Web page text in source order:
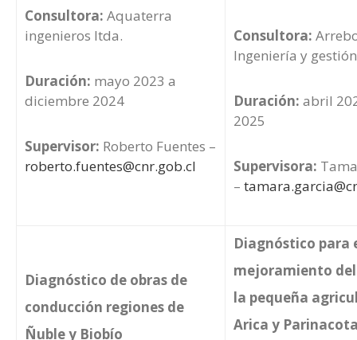
Consultora: Aquaterra
ingenieros ltda.
Duración: mayo 2023 a
diciembre 2024
Supervisor: Roberto Fuentes –
roberto.fuentes@cnr.gob.cl
Consultora:
Ingeniería y
Duración: abril
2025
Supervisora:
–
Diagnóstico de obras de
conducción regiones de
Ñuble y Biobío
Diagnóstico para
mejoramiento
la pequeña
Arica y